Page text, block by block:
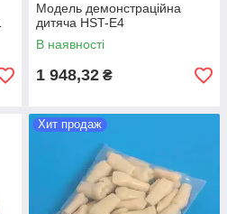
Модель демонстраційна
дитяча HST-E4
В наявності
1 948,32 ₴
Хит продаж